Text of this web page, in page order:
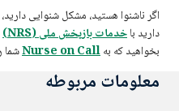
اگر ناشنوا هستید، مشکل شنوایی
دارید باخدمات بازپخش ملی(NRS)
بخواهید که بهNurse on Callشما
معلومات مربوطه